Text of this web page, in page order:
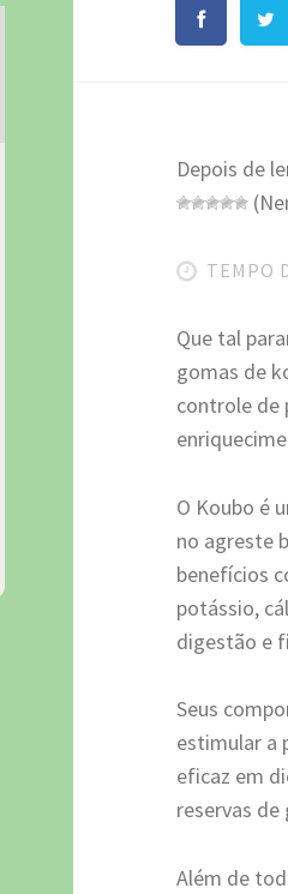
Depois de
TEMPO
Que tal
gomas de
controle de
O Koubo é
no agreste
benefícios
potássio,
digestão e
Seus
estimular a
eficaz em
reservas
Além de